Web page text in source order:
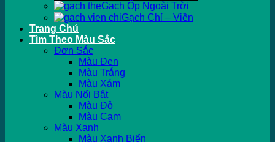
Gạch Ốp Ngoài Trời
Gạch Chỉ – Viền
Trang Chủ
Tìm Theo Màu Sắc
Đơn Sắc
Màu Đen
Màu Trắng
Màu Xám
Màu Nổi Bật
Màu Đỏ
Màu Cam
Màu Xanh
Màu Xanh Biển